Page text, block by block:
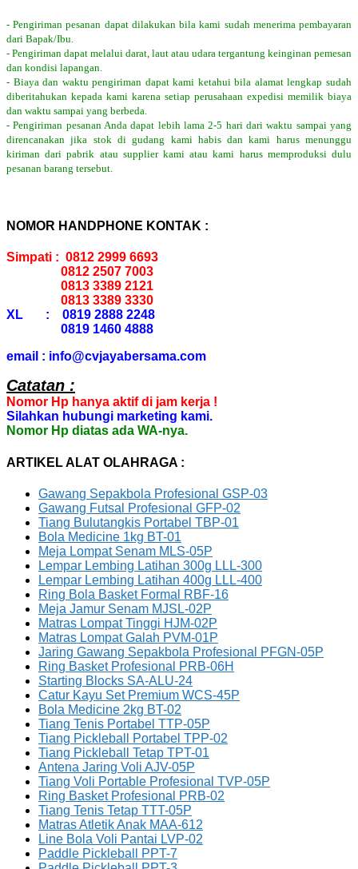
- Pengiriman pesanan dapat dilakukan bila kami sudah menerima pembayaran
dari Bapak/Ibu.
- Pengiriman dapat melalui darat, laut atau udara tergantung keinginan pemesan
dan kondisi lapangan.
- Biaya dan waktu pengiriman dapat kami ketahui bila alamat lengkap sudah
diberitahukan kepada kami karena setiap perusahaan expedisi memilik biaya
dan waktu sampai yang berbeda.
- Pengiriman pesanan Anda dapat lebih lama 2-5 hari dari waktu sampai yang
direncanakan jika stok di gudang kami habis dan kami harus menunggu
kiriman dari pabrik atau supplier kami atau kami harus memproduksi dulu
pesanan barang tersebut.
NOMOR HANDPHONE KONTAK :
Simpati : 0812 2999 6693
0812 2507 7003
0813 3389 2121
0813 3389 3330
XL : 0819 2888 2248
0819 1460 4888
email : info@cvjayabersama.com
Catatan :
Nomor Hp hanya aktif di jam kerja !
Silahkan hubungi marketing kami.
Nomor Hp diatas ada WA-nya.
ARTIKEL ALAT OLAHRAGA :
Gawang Sepakbola Profesional GSP-03
Gawang Futsal Profesional GFP-02
Tiang Bulutangkis Portabel TBP-01
Bola Medicine 1kg BT-01
Meja Lompat Senam MLS-05P
Lempar Lembing Latihan 300g LLL-300
Lempar Lembing Latihan 400g LLL-400
Ring Bola Basket Formal RBF-16
Meja Jamur Senam MJSL-02P
Matras Lompat Tinggi HJM-02P
Matras Lompat Galah PVM-01P
Jaring Gawang Sepakbola Profesional PFGN-05P
Ring Basket Profesional PRB-06H
Starting Blocks SA-ALU-24
Catur Kayu Set Premium WCS-45P
Bola Medicine 2kg BT-02
Tiang Tenis Portabel TTP-05P
Tiang Pickleball Portabel TPP-02
Tiang Pickleball Tetap TPT-01
Antena Jaring Voli AJV-05P
Tiang Voli Portable Profesional TVP-05P
Ring Basket Profesional PRB-02
Tiang Tenis Tetap TTT-05P
Matras Atletik Anak MAA-612
Line Bola Voli Pantai LVP-02
Paddle Pickleball PPT-7